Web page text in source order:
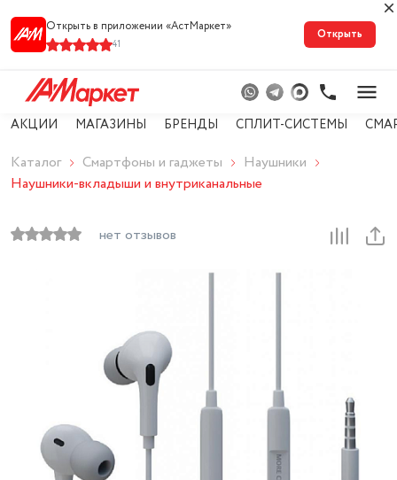
Открыть в приложении «АстМарке‪т‬»
41
Открыть
АКЦИИ МАГАЗИНЫ БРЕНДЫ СПЛИТ-СИСТЕМЫ
Каталог Смартфоны и гаджеты
Наушники
Наушники-вкладыши и внутриканальные
нет отзывов